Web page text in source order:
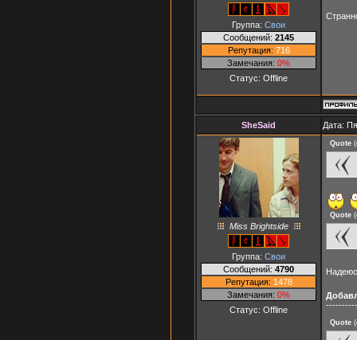
Группа: Свои
Сообщений: 2145
Репутация: 716
Замечания: 0%
Статус: Offline
SheSaid Дата:
Miss Brightside
Группа: Свои
Сообщений: 4790
Репутация: 1478
Замечания: 0%
Статус: Offline
Quote (
Quote (
Quote (